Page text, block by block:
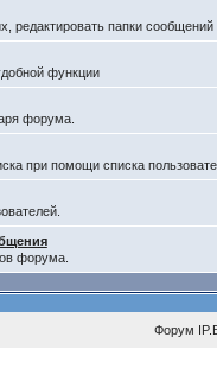
редактировать папки
функции
форума.
при помощи списка
форума.
Форум